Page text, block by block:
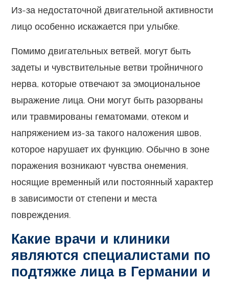
Из-за недостаточной двигательной активности
лицо особенно искажается при улыбке.
Помимо двигательных ветвей, могут быть
задеты и чувствительные ветви тройничного
нерва, которые отвечают за эмоциональное
выражение лица. Они могут быть разорваны
или травмированы гематомами, отеком и
напряжением из-за такого наложения швов,
которое нарушает их функцию. Обычно в зоне
поражения возникают чувства онемения,
носящие временный или постоянный характер
в зависимости от степени и места
повреждения.
Какие врачи и клиники
являются специалистами по
подтяжке лица в Германии и